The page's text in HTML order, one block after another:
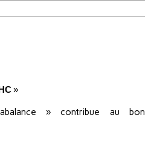
»
» contribue au bon